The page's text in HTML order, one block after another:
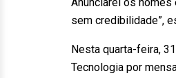
sem credibilidade”,
Nesta quarta-feira,
Tecnologia por